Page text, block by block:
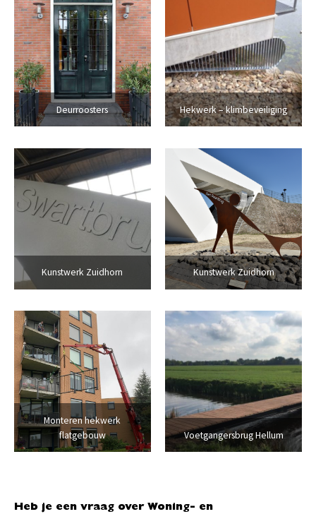
Deurroosters Hekwerk – klimbeveiliging
Kunstwerk Zuidhorn Kunstwerk Zuidhorn
Monteren hekwerk
flatgebouw
Voetgangersbrug Hellum
Heb je een vraag over Woning- en